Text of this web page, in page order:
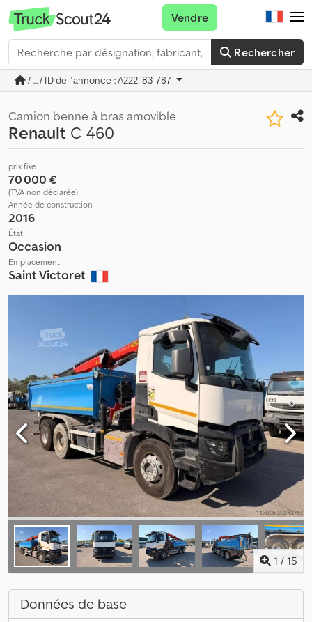
Rechercher
Vendre
/ ... / ID de l'annonce : A222-83-787
Camion benne à bras amovible
Renault C 460
prix fixe
70 000 €
(TVA non déclarée)
Année de construction
2016
État
Occasion
Emplacement
Saint Victoret
1 / 15
Données de base